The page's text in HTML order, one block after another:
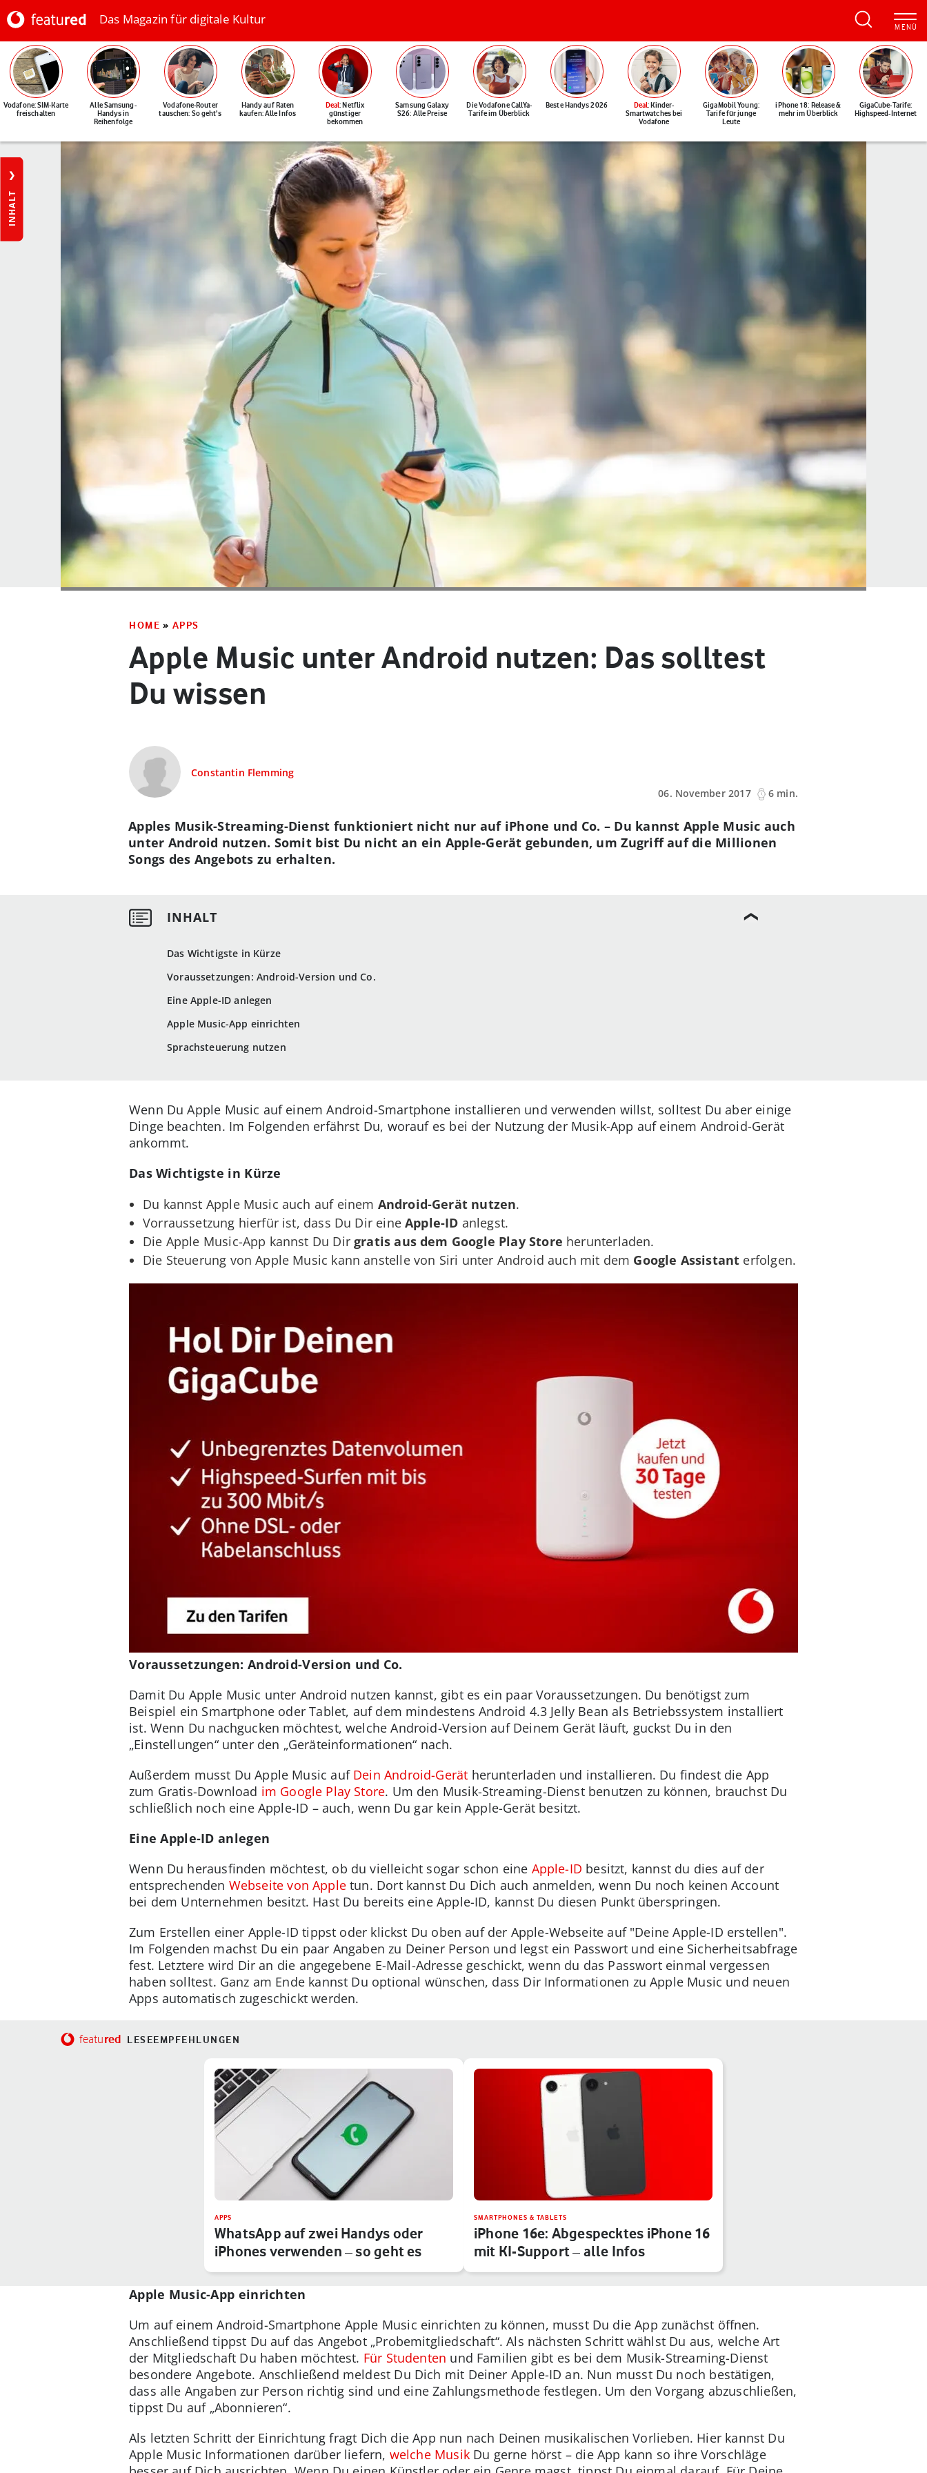
Das Magazin für digitale Kultur
Vodafone: SIM-Karte
freischalten
Alle Samsung-
Handys in
Reihenfolge
Vodafone-Router
tauschen: So geht's
Handy auf Raten
kaufen: Alle Infos
Deal: Netflix
günstiger
bekommen
Samsung Galaxy
S26: Alle Preise
Die Vodafone CallYa-
Tarife im Überblick
Beste Handys 2026 Deal: Kinder-
Smartwatches bei
Vodafone
GigaMobil Young:
Tarife für junge
Leute
iPhone 18: Release &
mehr im Überblick
GigaCube-Tarife:
Highspeed-Internet
INHALT
HOME » APPS
Apple Music unter Android nutzen: Das solltest
Du wissen
Constantin Flemming
06. November 2017
6 min.
Das Wichtigste in Kürze
Voraussetzungen: Android-Version und Co.
Eine Apple-ID anlegen
Apple Music-App einrichten
Sprachsteuerung nutzen
Apples Musik-Streaming-Dienst funktioniert nicht nur auf iPhone und Co. – Du kannst Apple Music auch
unter Android nutzen. Somit bist Du nicht an ein Apple-Gerät gebunden, um Zugriff auf die Millionen
Songs des Angebots zu erhalten.
Wenn Du Apple Music auf einem Android-Smartphone installieren und verwenden willst, solltest Du aber einige
Dinge beachten. Im Folgenden erfährst Du, worauf es bei der Nutzung der Musik-App auf einem Android-Gerät
ankommt.
Das Wichtigste in Kürze
Du kannst Apple Music auch auf einem Android-Gerät nutzen.
Vorraussetzung hierfür ist, dass Du Dir eineApple-ID anlegst.
Die Apple Music-App kannst Du Dirgratis aus dem Google Play Store herunterladen.
Die Steuerung von Apple Music kann anstelle von Siri unter Android auch mit dem Google Assistant erfolgen.
Voraussetzungen: Android-Version und Co.
Damit Du Apple Music unter Android nutzen kannst, gibt es ein paar Voraussetzungen. Du benötigst zum
Beispiel ein Smartphone oder Tablet, auf dem mindestens Android 4.3 Jelly Bean als Betriebssystem installiert
ist. Wenn Du nachgucken möchtest, welche Android-Version auf Deinem Gerät läuft, guckst Du in den
„Einstellungen“ unter den „Geräteinformationen“ nach.
Außerdem musst Du Apple Music auf Dein Android-Gerät herunterladen und installieren. Du findest die App
zum Gratis-Download im Google Play Store. Um den Musik-Streaming-Dienst benutzen zu können, brauchst Du
schließlich noch eine Apple-ID – auch, wenn Du gar kein Apple-Gerät besitzt.
Eine Apple-ID anlegen
Wenn Du herausfinden möchtest, ob du vielleicht sogar schon eine Apple-ID besitzt, kannst du dies auf der
entsprechenden Webseite von Appletun. Dort kannst Du Dich auch anmelden, wenn Du noch keinen Account
bei dem Unternehmen besitzt. Hast Du bereits eine Apple-ID, kannst Du diesen Punkt überspringen.
Zum Erstellen einer Apple-ID tippst oder klickst Du oben auf der Apple-Webseite auf "Deine Apple-ID erstellen".
Im Folgenden machst Du ein paar Angaben zu Deiner Person und legst ein Passwort und eine Sicherheitsabfrage
fest. Letztere wird Dir an die angegebene E-Mail-Adresse geschickt, wenn du das Passwort einmal vergessen
haben solltest. Ganz am Ende kannst Du optional wünschen, dass Dir Informationen zu Apple Music und neuen
Apps automatisch zugeschickt werden.
featured LESEEMPFEHLUNGEN
APPS
WhatsApp auf zwei Handys oder
iPhones verwenden – so geht es
SMARTPHONES & TABLETS
iPhone 16e: Abgespecktes iPhone 16
mit KI-Support – alle Infos
Apple Music-App einrichten
Um auf einem Android-Smartphone Apple Music einrichten zu können, musst Du die App zunächst öffnen.
Anschließend tippst Du auf das Angebot „Probemitgliedschaft“. Als nächsten Schritt wählst Du aus, welche Art
der Mitgliedschaft Du haben möchtest. Für Studenten und Familien gibt es bei dem Musik-Streaming-Dienst
besondere Angebote. Anschließend meldest Du Dich mit Deiner Apple-ID an. Nun musst Du noch bestätigen,
dass alle Angaben zur Person richtig sind und eine Zahlungsmethode festlegen. Um den Vorgang abzuschließen,
tippst Du auf „Abonnieren“.
Als letzten Schritt der Einrichtung fragt Dich die App nun nach Deinen musikalischen Vorlieben. Hier kannst Du
Apple Music Informationen darüber liefern, welche MusikDu gerne hörst – die App kann so ihre Vorschläge